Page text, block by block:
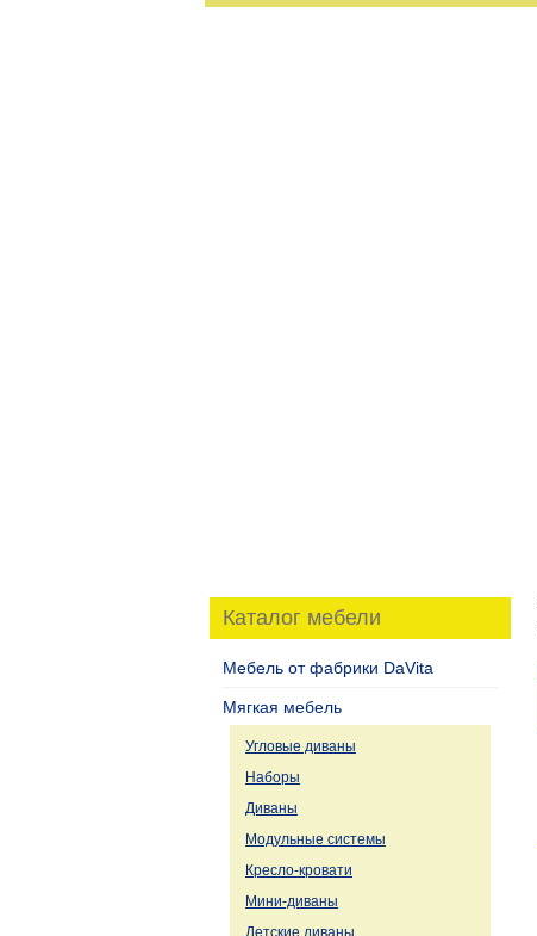
Каталог мебели
Мебель от фабрики DaVita
Мягкая мебель
Угловые диваны
Наборы
Диваны
Модульные системы
Кресло-кровати
Мини-диваны
Детские диваны